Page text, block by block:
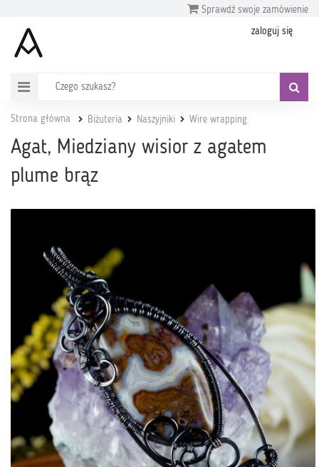
Sprawdź swoje zamówienie
zaloguj się
Strona główna Biżuteria Naszyjniki Wire wrapping
Agat, Miedziany wisior z agatem
plume brąz